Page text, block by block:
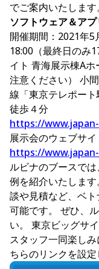
でご案内いたします。
ソフトウェア＆アプ
開催期間：2021年
18:00（最終日のみ
イト 青海展示棟A
注意ください） 小
線「東京テレポート
徒歩４分
https://
展示会のウェブサイ
https://
ルビナのブースで
例を紹介いたしま
談や見積など、ベ
可能です。 ぜひ、
い。 東京ビッグサ
スタッフ一同楽し
ちらのリンクを設